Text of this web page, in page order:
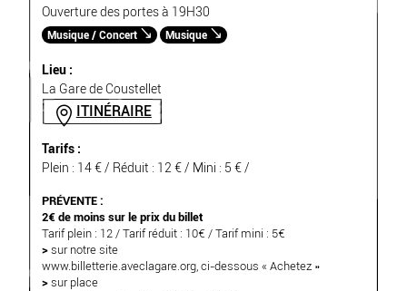
Ouverture des portes à 19H30
Musique / Concert Musique
Lieu :
La Gare de Coustellet
ITINÉRAIRE
Tarifs :
Plein : 14 € / Réduit : 12 € / Mini : 5 € /
PRÉVENTE :
2€ de moins sur le prix du billet
Tarif plein : 12 / Tarif réduit : 10€ / Tarif mini : 5€
> sur notre site
www.billetterie.aveclagare.org, ci-dessous « Achetez »
> sur place